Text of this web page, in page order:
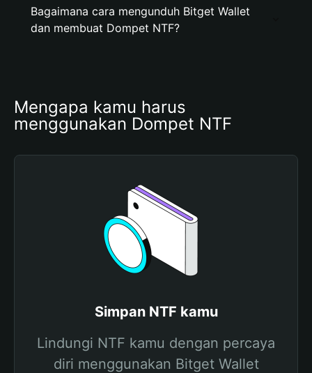
Bagaimana cara mengunduh Bitget Wallet
dan membuat Dompet NTF?
Mengapa kamu harus
menggunakan Dompet NTF
Simpan NTF kamu
Lindungi NTF kamu dengan percaya
diri menggunakan Bitget Wallet